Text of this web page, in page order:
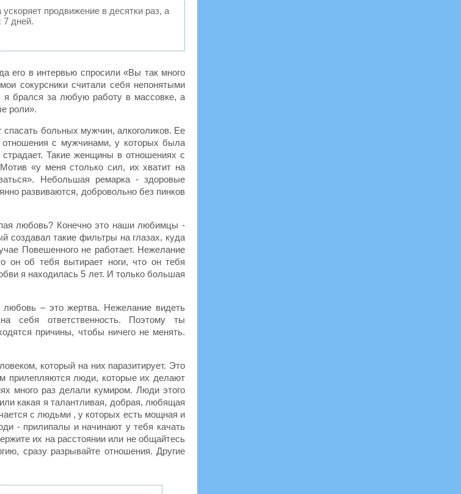
ускоряет продвижение в десятки раз, а
7 дней.
его в интервью спросили «Вы так много
сокурсники считали себя непонятыми
я брался за любую работу в массовке, а
роли».
больных мужчин, алкоголиков. Ее
с мужчинами, у которых была
Такие женщины в отношениях с
«у меня столько сил, их хватит на
Небольшая ремарка - здоровые
развиваются, добровольно без пинков
любовь? Конечно это наши любимцы -
такие фильтры на глазах, куда
Повешенного не работает. Нежелание
он об тебя вытирает ноги, что он тебя
я находилась 5 лет. И только большая
– это жертва. Нежелание видеть
себя ответственность. Поэтому ты
причины, чтобы ничего не менять.
который на них паразитирует. Это
прилепляются люди, которые их делают
много раз делали кумиром. Люди этого
какая я талантливая, добрая, любящая
с людьми , у которых есть мощная и
- прилипалы и начинают у тебя качать
их на расстоянии или не общайтесь
сразу разрывайте отношения. Другие